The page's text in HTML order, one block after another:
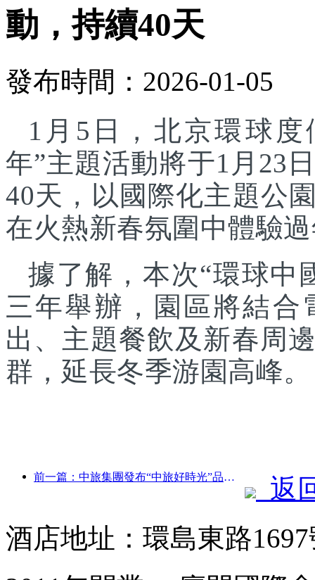
動，持續40天
發布時間：2026-01-05
1月5日，北京環球度
年”主題活動將于1月23
40天，以國際化主題公
在火熱新春氛圍中體驗
據了解，本次“環球中
三年舉辦，園區將結合
出、主題餐飲及新春周
群，延長冬季游園高峰。
前一篇：中旅集團發布“中旅好時光”品牌，布局銀發旅游市場
返
酒店地址：環島東路